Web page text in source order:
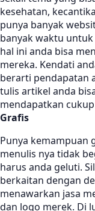
kesehatan,
punya banyak
banyak waktu
hal ini anda bisa
mereka. Kendati
berarti pendapatan
tulis artikel anda
mendapatkan
Grafis
Punya kemampuan
menulis nya tidak
harus anda geluti.
berkaitan dengan
menawarkan jasa
dan logo merek. Di